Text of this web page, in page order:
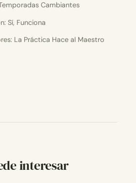
Cambiantes
Sí, Funciona
La Práctica Hace al Maestro
interesar